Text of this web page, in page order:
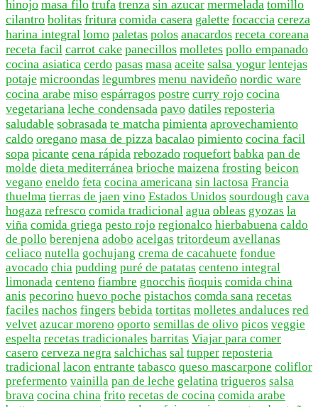
hinojo masa filo trufa trenza sin azucar mermelada tomillo
cilantro bolitas fritura comida casera galette focaccia cereza
harina integral lomo paletas polos anacardos receta coreana
receta facil carrot cake panecillos molletes pollo empanado
cocina asiatica cerdo pasas masa aceite salsa yogur lentejas
potaje microondas legumbres menu navideño nordic ware
cocina arabe miso espárragos postre curry rojo cocina
vegetariana leche condensada pavo datiles reposteria
saludable sobrasada te matcha pimienta aprovechamiento
caldo oregano masa de pizza bacalao pimiento cocina facil
sopa picante cena rápida rebozado roquefort babka pan de
molde dieta mediterránea brioche maizena frosting beicon
vegano eneldo feta cocina americana sin lactosa Francia
thuelma tierras de jaen vino Estados Unidos sourdough cava
hogaza refresco comida tradicional agua obleas gyozas la
viña comida griega pesto rojo regionalco hierbabuena caldo
de pollo berenjena adobo acelgas tritordeum avellanas
celiaco nutella gochujang crema de cacahuete fondue
avocado chia pudding puré de patatas centeno integral
limonada centeno fiambre gnocchis ñoquis comida china
anis pecorino huevo poche pistachos comda sana recetas
faciles nachos fingers bebida tortitas molletes andaluces red
velvet azucar moreno oporto semillas de olivo picos veggie
espelta recetas tradicionales barritas Viajar para comer
casero cerveza negra salchichas sal tupper reposteria
tradicional lacon entrante tabasco queso mascarpone coliflor
prefermento vainilla pan de leche gelatina trigueros salsa
brava cocina china frito recetas de cocina comida arabe